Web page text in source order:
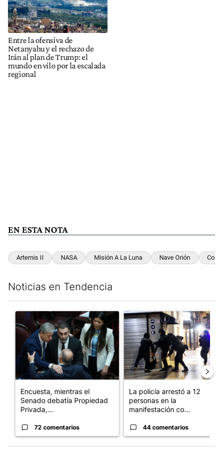
Entre la ofensiva de
Netanyahu y el rechazo de
Irán al plan de Trump: el
mundo en vilo por la escalada
regional
EN ESTA NOTA
Artemis II NASA Misión A La Luna Nave Orión
Noticias en Tendencia
Un artículo de tendencia con el título "Encuesta, mientras el
Encuesta, mientras el
Senado debatía Propiedad
Privada,...
72 comentarios
Un artículo de tendencia con
La policía arrestó a 12
personas en la
manifestación co...
44 comentarios